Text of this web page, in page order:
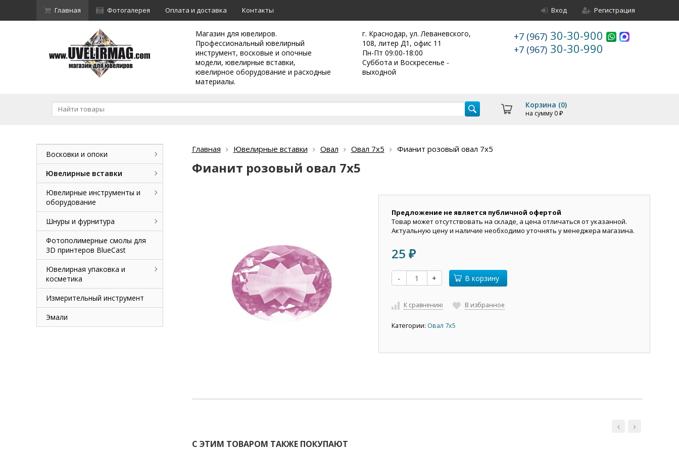
Главная Фотогалерея Оплата и доставка Контакты Вход Регистрация
Магазин для ювелиров.
Профессиональный ювелирный
инструмент, восковые и опочные
модели, ювелирные вставки,
ювелирное оборудование и расходные
материалы.
г. Краснодар, ул. Леваневского,
108, литер Д1, офис 11
Пн-Пт 09:00-18:00
Суббота и Воскресенье -
выходной
+7 (967) 30-30-900
+7 (967) 30-30-990
Корзина (0)
на сумму 0 ₽
Главная Ювелирные вставки Овал Овал 7х5 Фианит розовый овал 7х5
Фианит розовый овал 7х5
Предложение не является публичной офертой
Товар может отсутствовать на складе, а цена отличаться от указанной.
Актуальную цену и наличие необходимо уточнять у менеджера магазина.
25 ₽
- + В корзину
К сравнению В избранное
Категории: Овал 7х5
С ЭТИМ ТОВАРОМ ТАКЖЕ ПОКУПАЮТ
Восковки и опоки
Ювелирные вставки
Ювелирные инструменты и
оборудование
Шнуры и фурнитура
Фотополимерные смолы для
3D принтеров BlueCast
Ювелирная упаковка и
косметика
Измерительный инструмент
Эмали